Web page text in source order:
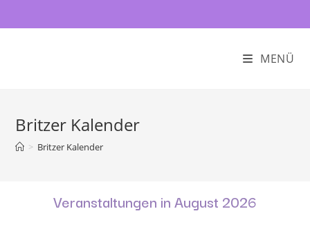
MENÜ
Britzer Kalender
> Britzer Kalender
Veranstaltungen in August 2026